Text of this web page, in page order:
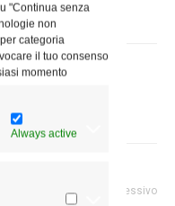
"Continua senza
non
categoria
il tuo consenso
momento
Always active
Articolo successivo